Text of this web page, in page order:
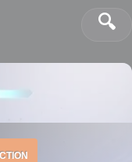
🔍